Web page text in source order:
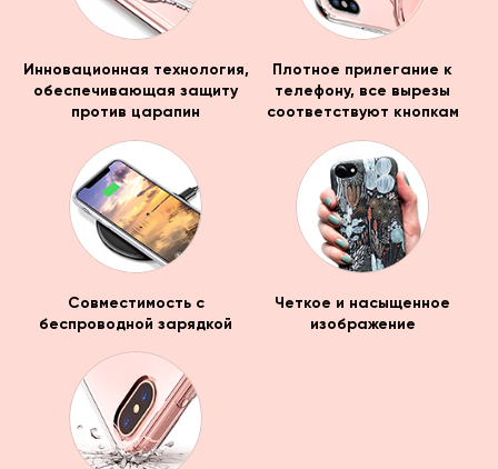
Инновационная технология,
обеспечивающая защиту
против царапин
Плотное прилегание к
телефону, все вырезы
соответствуют кнопкам
Совместимость с
беспроводной зарядкой
Четкое и насыщенное
изображение